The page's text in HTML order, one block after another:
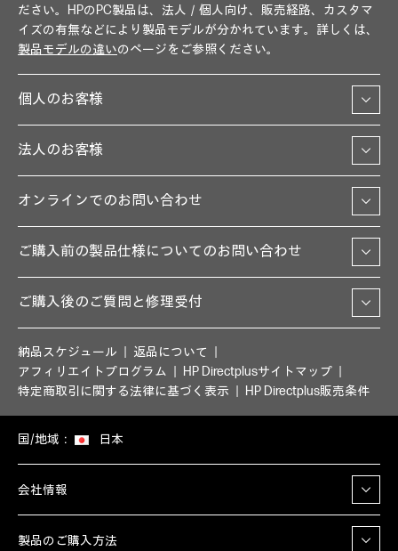
ださい。HPのPC製品は、法人／個人向け、販売経路、カスタマ
イズの有無などにより製品モデルが分かれています。詳しくは、
製品モデルの違いのページをご参照ください。
個人のお客様
法人のお客様
オンラインでのお問い合わせ
ご購入前の製品仕様についてのお問い合わせ
ご購入後のご質問と修理受付
納品スケジュール
返品について
アフィリエイトプログラム
HP Directplusサイトマップ
特定商取引に関する法律に基づく表示
HP Directplus販売条件
国/地域： 日本
会社情報
製品のご購入方法